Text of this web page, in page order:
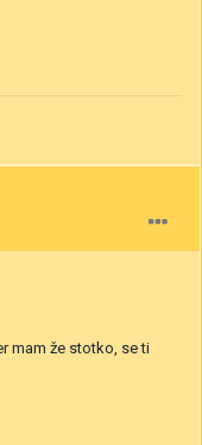
mam že stotko, se ti